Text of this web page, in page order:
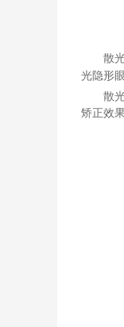
散
光隐形眼
散
矫正效